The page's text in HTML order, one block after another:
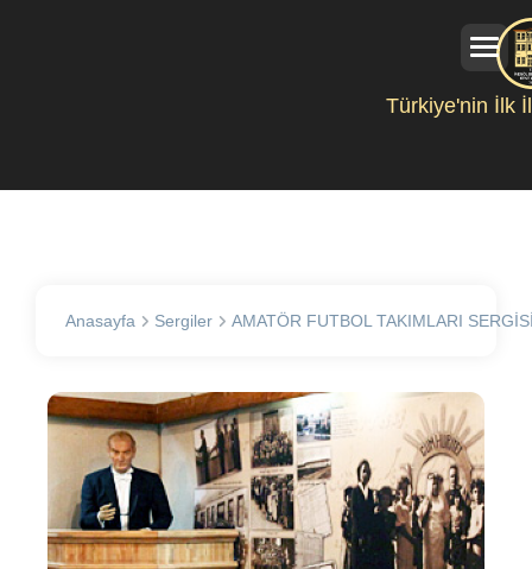
Türkiye'nin İlk
Anasayfa Sergiler AMATÖR FUTBOL TAKIMLARI